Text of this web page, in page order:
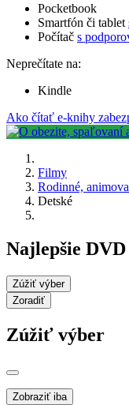
Pocketbook
Smartfón či tablet
Počítač s
Neprečítate na:
Kindle
Ako čítať e-knihy
Filmy
Rodinné,
Detské
Najlepšie
Zúžiť výber
Zoradiť
Zúžiť výber
Zobraziť iba